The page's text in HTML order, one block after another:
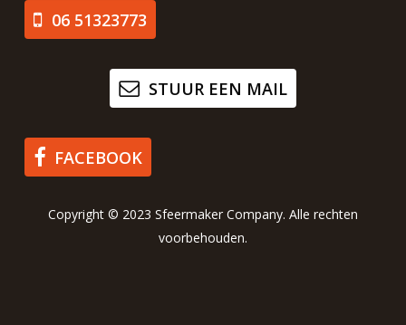
06 51323773
STUUR EEN MAIL
FACEBOOK
Copyright © 2023 Sfeermaker Company. Alle rechten
voorbehouden.